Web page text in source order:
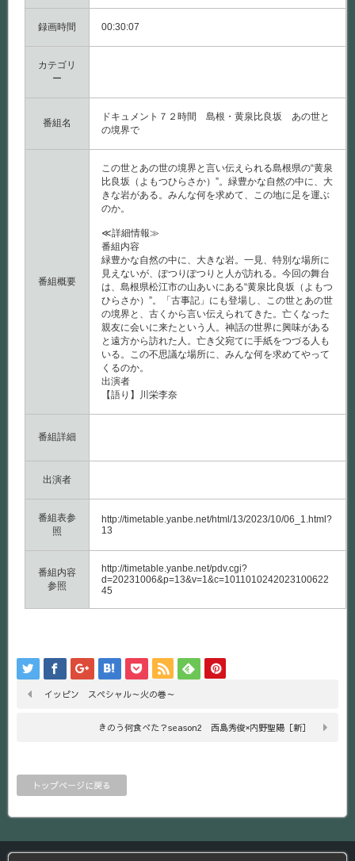
と
界
録画時間 00:30:07
カテゴリ
ー
番組名
ドキュメント７２時間 島根・黄泉比良坂 あの世と
の境界で
番組概要
この世とあの世の境界と言い伝えられる島根県の“黄泉
比良坂（よもつひらさか）”。緑豊かな自然の中に、大
きな岩がある。みんな何を求めて、この地に足を運ぶ
のか。
≪詳細情報≫
番組内容
緑豊かな自然の中に、大きな岩。一見、特別な場所に
見えないが、ぽつりぽつりと人が訪れる。今回の舞台
は、島根県松江市の山あいにある“黄泉比良坂（よもつ
ひらさか）”。「古事記」にも登場し、この世とあの世
の境界と、古くから言い伝えられてきた。亡くなった
親友に会いに来たという人。神話の世界に興味がある
と遠方から訪れた人。亡き父宛てに手紙をつづる人も
いる。この不思議な場所に、みんな何を求めてやって
くるのか。
出演者
【語り】川栄李奈
番組詳細
出演者
番組表参
照
http://timetable.yanbe.net/html/13/2023/10/06_1.html?
13
番組内容
参照
http://timetable.yanbe.net/pdv.cgi?
d=20231006&p=13&v=1&c=1011010242023100622
45
イッピン スペシャル～火の巻～
きのう何食べた？season2 西島秀俊×内野聖陽［新］
トップページに戻る